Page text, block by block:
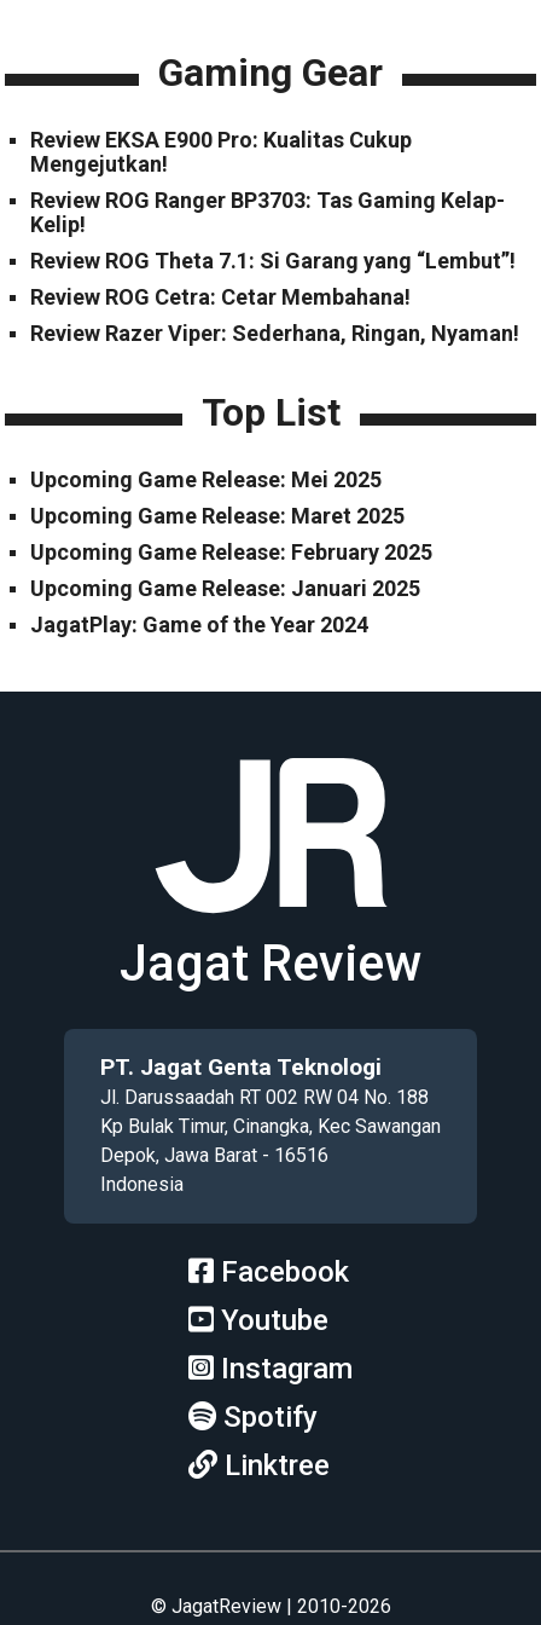
Gaming Gear
Review EKSA E900 Pro: Kualitas Cukup
Mengejutkan!
Review ROG Ranger BP3703: Tas Gaming Kelap-
Kelip!
Review ROG Theta 7.1: Si Garang yang “Lembut”!
Review ROG Cetra: Cetar Membahana!
Review Razer Viper: Sederhana, Ringan, Nyaman!
Top List
Upcoming Game Release: Mei 2025
Upcoming Game Release: Maret 2025
Upcoming Game Release: February 2025
Upcoming Game Release: Januari 2025
JagatPlay: Game of the Year 2024
Jagat Review
PT. Jagat Genta Teknologi
Jl. Darussaadah RT 002 RW 04 No. 188
Kp Bulak Timur, Cinangka, Kec Sawangan
Depok, Jawa Barat - 16516
Indonesia
Facebook
Youtube
Instagram
Spotify
Linktree
© JagatReview | 2010-2026